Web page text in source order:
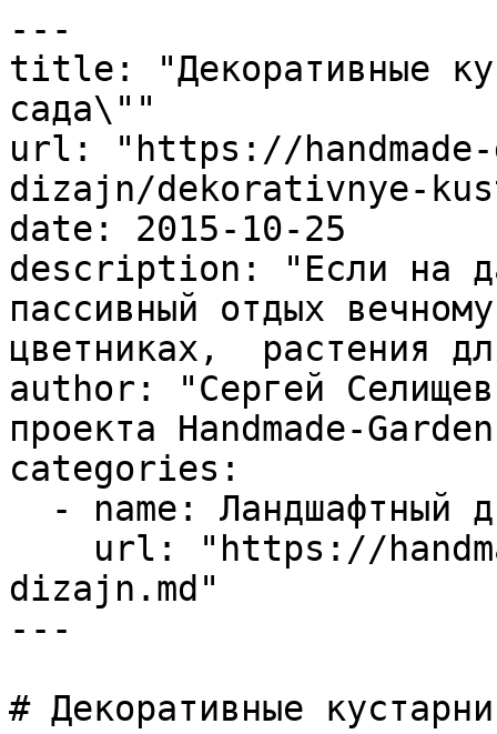
---
title: "Декоративные
сада\""
url: "https://
dizajn/dekorativnye-
date: 2015-10-25
description: "Если на
пассивный отдых
цветниках,  растения
author: "Сергей
проекта Handmade-
categories:
dizajn.md"
---
# Декоративные